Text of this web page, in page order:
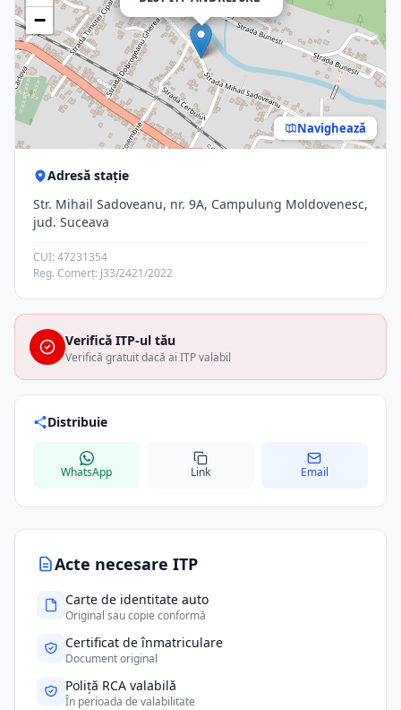
Acte necesare ITP
Carte de identitate auto
Original sau copie conformă
Certificat de înmatriculare
Document original
Poliță RCA valabilă
În perioada de valabilitate
−
Navighează
Adresă stație
Str. Mihail Sadoveanu, nr. 9A, Campulung Moldovenesc,
jud. Suceava
CUI: 47231354
Reg. Comerț: J33/2421/2022
Verifică ITP-ul tău
Verifică gratuit dacă ai ITP valabil
Distribuie
WhatsApp Link Email